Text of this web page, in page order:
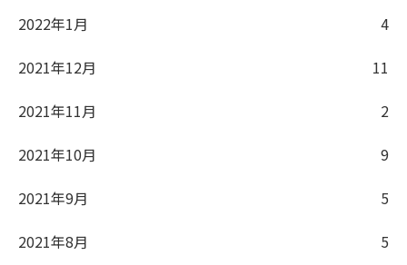
2022年1月
4
2021年12月
11
2021年11月
2
2021年10月
9
2021年9月
5
2021年8月
5